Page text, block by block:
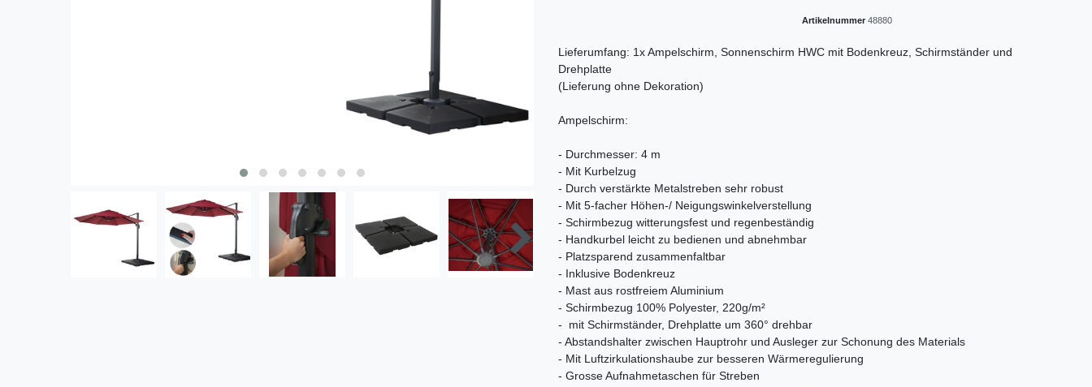
Artikelnummer 48880
Lieferumfang: 1x Ampelschirm, Sonnenschirm HWC mit Bodenkreuz, Schirmständer und
Drehplatte
(Lieferung ohne Dekoration)
Ampelschirm:
- Durchmesser: 4 m
- Mit Kurbelzug
- Durch verstärkte Metalstreben sehr robust
- Mit 5-facher Höhen-/ Neigungswinkelverstellung
- Schirmbezug witterungsfest und regenbeständig
- Handkurbel leicht zu bedienen und abnehmbar
- Platzsparend zusammenfaltbar
- Inklusive Bodenkreuz
- Mast aus rostfreiem Aluminium
- Schirmbezug 100% Polyester, 220g/m²
- mit Schirmständer, Drehplatte um 360° drehbar
- Abstandshalter zwischen Hauptrohr und Ausleger zur Schonung des Materials
- Mit Luftzirkulationshaube zur besseren Wärmeregulierung
- Grosse Aufnahmetaschen für Streben